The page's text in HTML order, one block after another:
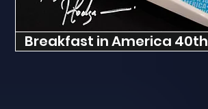
Breakfast in America 40th